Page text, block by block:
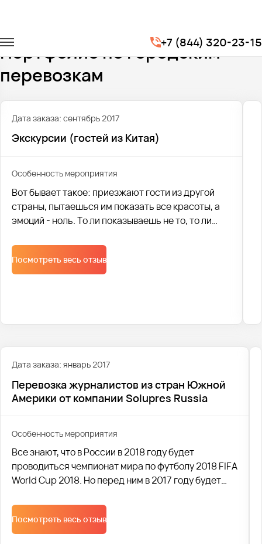
+7 (844) 320-23-15
Городские перевозки
Портфолио по городским
перевозкам
Дата заказа: сентябрь 2017
Экскурсии (гостей из Китая)
Особенность мероприятия
Вот бывает такое: приезжают гости из другой
страны, пытаешься им показать все красоты, а
эмоций - ноль. То ли показываешь не то, то ли
своеобразного Китая? Что уж тогда говорить?
Посмотреть весь отзыв
Дата заказа: январь 2017
Перевозка журналистов из стран Южной
Америки от компании Solupres Russia
Особенность мероприятия
Все знают, что в России в 2018 году будет
проводиться чемпионат мира по футболу 2018 FIFA
World Cup 2018. Но перед ним в 2017 году будет
среди национальных сборных, проводимый под
эгидой ФИФА, именуемый как кубок конфедераций.
Событие мирового масштаба съедутся освещать
Посмотреть весь отзыв